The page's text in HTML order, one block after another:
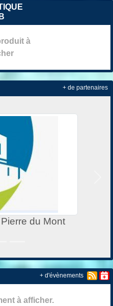
à
du Mont
+ de partenaires
à afficher.
+ d'évènements